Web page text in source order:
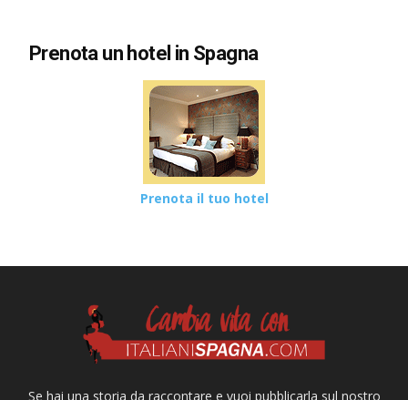
Prenota un hotel in Spagna
Prenota il tuo hotel
Se hai una storia da raccontare e vuoi pubblicarla sul nostro